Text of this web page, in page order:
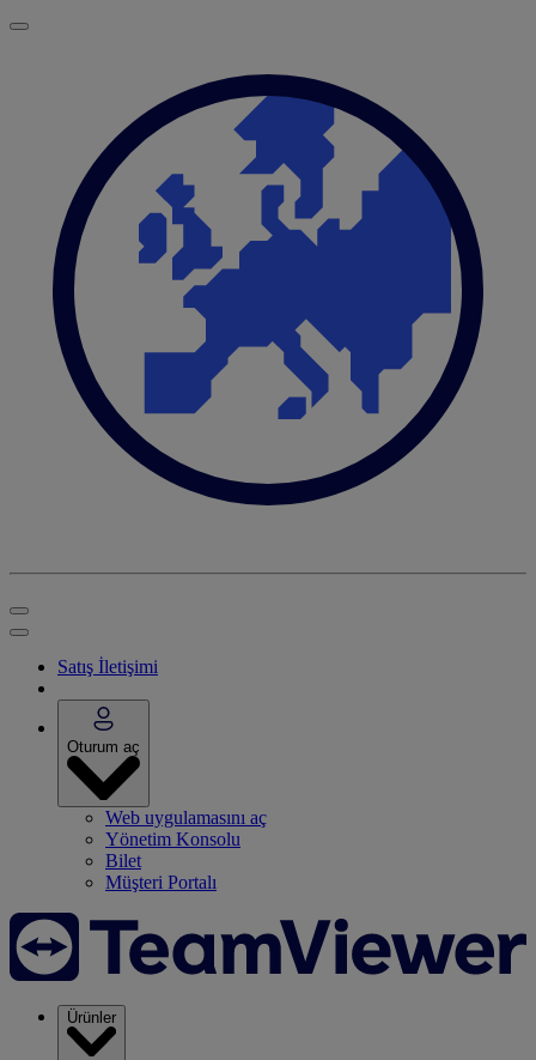
Satış İletişimi
Oturum aç
Web uygulamasını aç
Yönetim Konsolu
Bilet
Müşteri Portalı
Ürünler